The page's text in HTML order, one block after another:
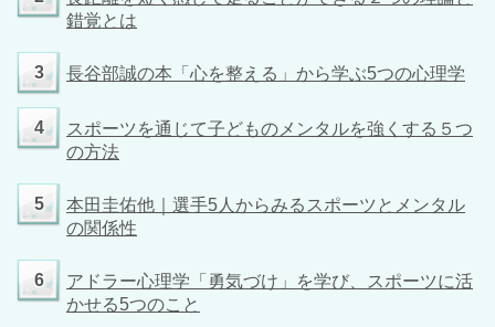
錯覚とは
3 長谷部誠の本「心を整える」から学ぶ5つの心理学
4
スポーツを通じて子どものメンタルを強くする５つ
の方法
5
本田圭佑他｜選手5人からみるスポーツとメンタル
の関係性
6
アドラー心理学「勇気づけ」を学び、スポーツに活
かせる5つのこと